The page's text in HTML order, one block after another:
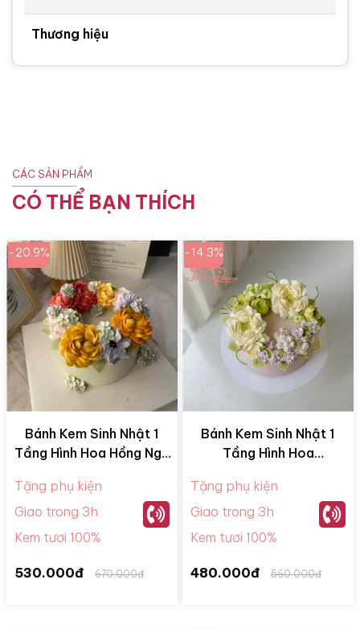
Thương hiệu
CÁC SẢN PHẨM
CÓ THỂ BẠN THÍCH
-20.9%
Bánh Kem Sinh Nhật 1
Tầng Hình Hoa Hồng Ngũ
Tặng phụ kiện
Giao trong 3h
Kem tươi 100%
530.000đ 670.000đ
-14.3%
Bánh Kem Sinh Nhật 1
Tầng Hình Hoa
Tặng phụ kiện
Giao trong 3h
Kem tươi 100%
480.000đ 560.000đ